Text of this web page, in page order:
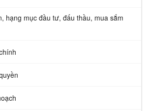
hạng mục đầu tư, đấu thầu, mua sắm